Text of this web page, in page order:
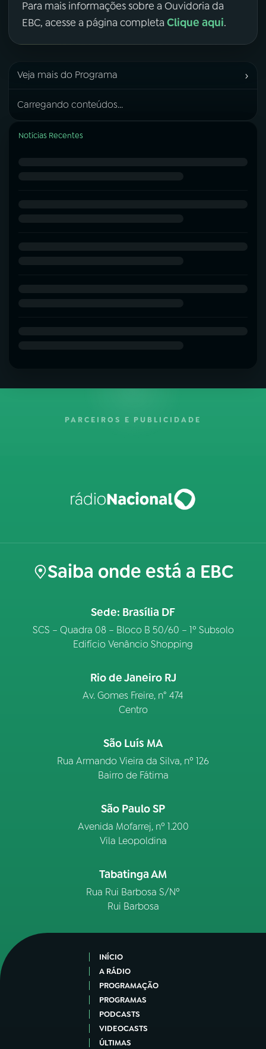
Para mais informações sobre a Ouvidoria da
EBC, acesse a página completa Clique aqui.
Veja mais do Programa ›
Carregando conteúdos...
Notícias Recentes
PARCEIROS E PUBLICIDADE
Saiba onde está a EBC
Sede: Brasília DF
SCS – Quadra 08 – Bloco B 50/60 – 1º Subsolo
Edifício Venâncio Shopping
Rio de Janeiro RJ
Av. Gomes Freire, n° 474
Centro
São Luís MA
Rua Armando Vieira da Silva, nº 126
Bairro de Fátima
São Paulo SP
Avenida Mofarrej, nº 1.200
Vila Leopoldina
Tabatinga AM
Rua Rui Barbosa S/Nº
Rui Barbosa
INÍCIO
A RÁDIO
PROGRAMAÇÃO
PROGRAMAS
PODCASTS
VIDEOCASTS
ÚLTIMAS